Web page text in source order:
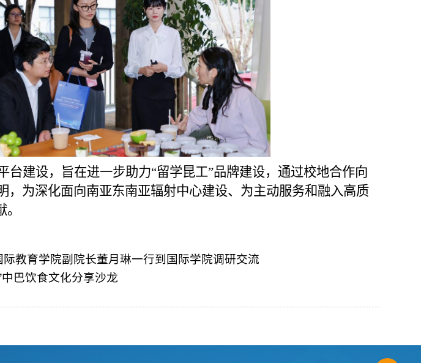
台建设，旨在进一步助力“留学昆工”品牌建设，通过校地合作向
，为深化面向南亚东南亚辐射中心建设、为主动服务和融入高质
教育学院副院长董月琳一行到国际学院调研交流
巴饮食文化分享沙龙